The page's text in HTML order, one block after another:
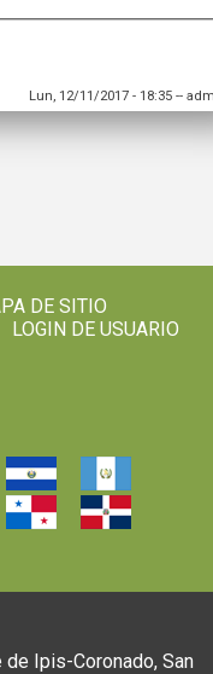
Lun, 12/11/2017 - 18:35 --
DE SITIO
LOGIN DE USUARIO
Ipis-Coronado, San